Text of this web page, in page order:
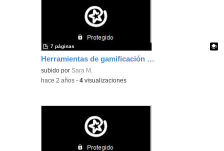
Herramientas de gamificación creadas en clase
Contenido educativo.
subido por Sara M.
7 páginas
-hace 2 años -4 visualizaciones